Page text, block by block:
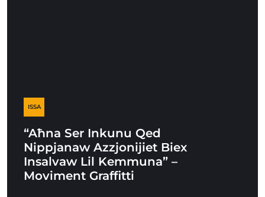
ISSA
“Aħna Ser Inkunu Qed
Nippjanaw Azzjonijiet Biex
Insalvaw Lil Kemmuna” –
Moviment Graffitti